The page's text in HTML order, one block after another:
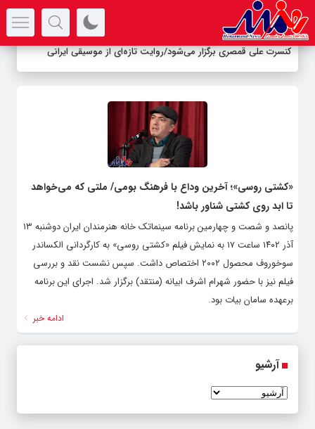
کنسرت علی قمصری برگزار می‌شود/روایت تازه‌ای از موسیقی ایرانی
«کشتی روسی»؛ آخرین وداع با فرهنگ بومی/ ملتی که می‌خواهد
تا ابد روی کشتی شناور باشد!
پانصد و شصت و چهارمین برنامه سینماتک خانه هنرمندان ایران دوشنبه ۱۳
آذر ۱۴۰۲ ساعت ۱۷ به نمایش فیلم «کشتی روسی» به کارگردانی الکساندر
سوخوروف محصول ۲۰۰۲ اختصاص داشت. سپس نشست نقد و بررسی
فیلم نیز با حضور شهرام اشرف ابیانه (منتقد) برگزار شد. اجرای این برنامه
برعهده سامان بیات بود.
ادامه خبر
آرشیو